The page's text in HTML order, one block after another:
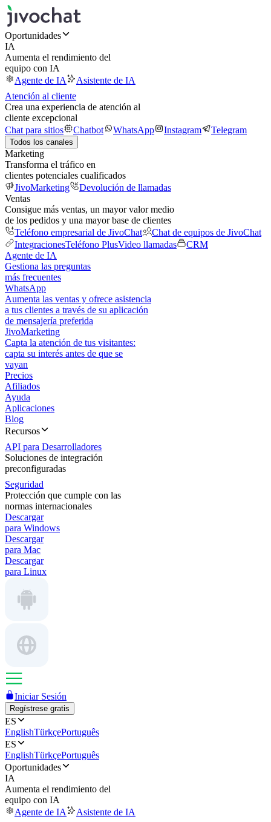
Oportunidades
IA
Aumenta el rendimiento del
equipo con IA
Agente de IA
Asistente de IA
Atención al cliente
Crea una experiencia de atención al
cliente excepcional
Chat para sitios
Chatbot WhatsApp Instagram Telegram
Todos los canales
Marketing
Transforma el tráfico en
clientes potenciales cualificados
JivoMarketing
Devolución de llamadas
Ventas
Consigue más ventas, un mayor valor medio
de los pedidos y una mayor base de clientes
Teléfono empresarial de JivoChat
Chat de equipos de JivoChat
IntegracionesTeléfono PlusVideo llamadas
CRM
Agente de IA
Gestiona las preguntas
más frecuentes
WhatsApp
Aumenta las ventas y ofrece asistencia
a tus clientes a través de su aplicación
de mensajería preferida
JivoMarketing
Capta la atención de tus visitantes:
capta su interés antes de que se
vayan
Precios
Afiliados
Ayuda
Aplicaciones
Blog
Recursos
API para Desarrolladores
Soluciones de integración
preconfiguradas
Seguridad
Protección que cumple con las
normas internacionales
Descargar
para Windows
Descargar
para Mac
Descargar
para Linux
Iniciar Sesión
Regístrese gratis
ES
EnglishTürkçePortuguês
ES
EnglishTürkçePortuguês
Oportunidades
IA
Aumenta el rendimiento del
equipo con IA
Agente de IA
Asistente de IA